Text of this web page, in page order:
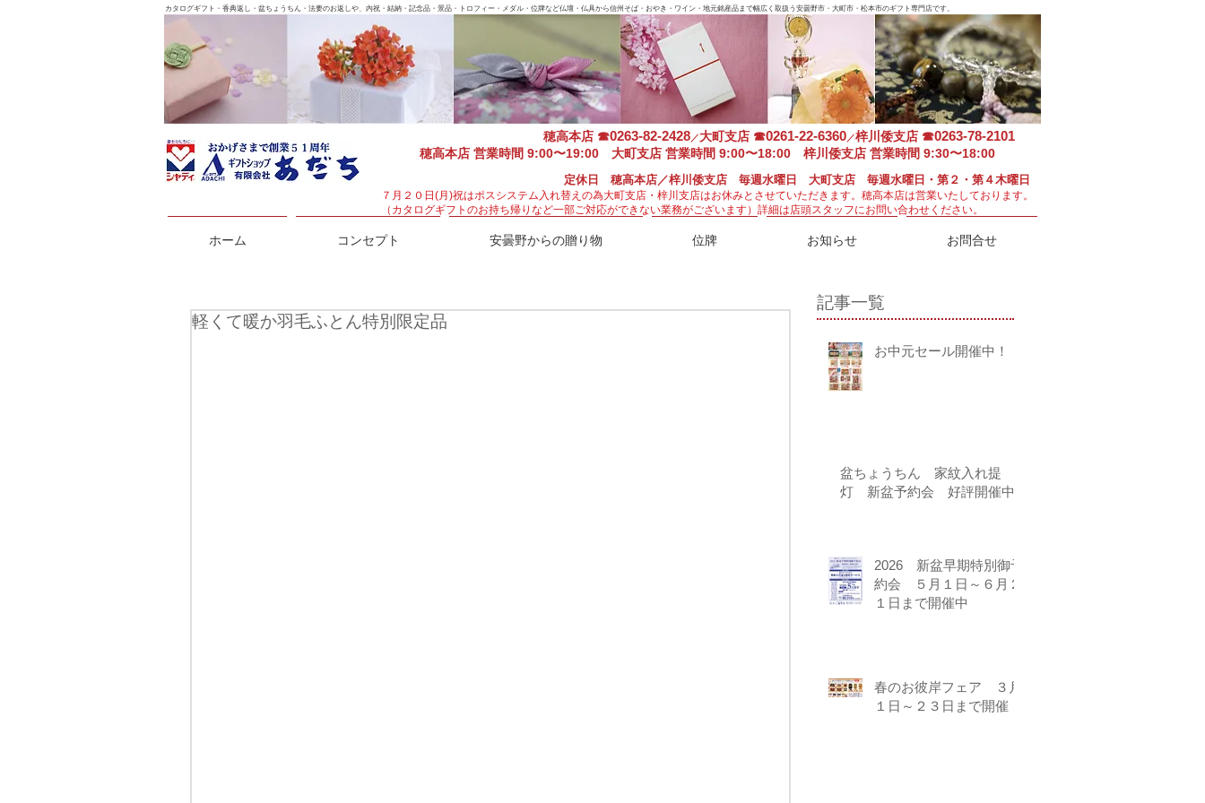
カタログギフト・香典返し・盆ちょうちん・法要のお返しや、内祝・結納・記念品・景品・トロフィー・メダル・位牌など仏壇・仏具から信州そば・おやき・ワイン・地元銘産品まで幅広く取扱う安曇野市・大町市・松本市のギフト専門店です。
穂高本店 ☎0263-82-2428／大町支店 ☎0261-22-6360／梓川倭支店 ☎0263-78-2101
穂高本店 営業時間 9:00〜19:00 大町支店 営業時間 9:00〜18:00 梓川倭支店 営業時間 9:30〜18:00
定休日 穂高本店／梓川倭支店 毎週水曜日 大町支店 毎週水曜日・第２・第４木曜日
ホーム コンセプト 安曇野からの贈り物 位牌 お知らせ お問合せ
７月２０日(月)祝はポスシステム入れ替えの為大町支店・梓川支店はお休みとさせていただきます。 穂高本店は営業いたしております。
（カタログギフトのお持ち帰りなど一部ご対応ができない業務がございます） 詳細は店頭スタッフにお問い合わせください。
軽くて暖か羽毛ふとん特別限定品
記事一覧
お中元セール開催中！！
盆ちょうちん 家紋入れ提
灯 新盆予約会 好評開催中!!
2026 新盆早期特別御予
約会 ５月１日～６月２
１日まで開催中
春のお彼岸フェア ３月
１日～２３日まで開催